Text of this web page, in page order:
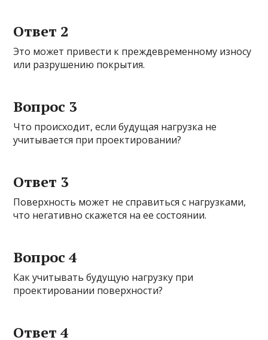
Ответ 2
Это может привести к преждевременному износу
или разрушению покрытия.
Вопрос 3
Что происходит, если будущая нагрузка не
учитывается при проектировании?
Ответ 3
Поверхность может не справиться с нагрузками,
что негативно скажется на ее состоянии.
Вопрос 4
Как учитывать будущую нагрузку при
проектировании поверхности?
Ответ 4